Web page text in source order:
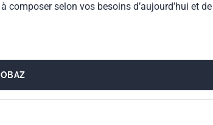
selon vos besoins d’aujourd’hui et de